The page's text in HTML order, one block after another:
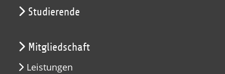
Studierende
Mitgliedschaft
Leistungen